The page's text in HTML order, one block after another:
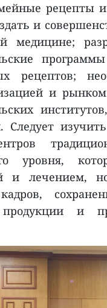
рецепты
и
медицине;
рецептов;
и
Следует
уровня,
и лечением,
продукции и